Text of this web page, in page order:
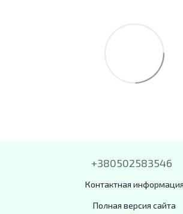
+380502583546
Контактная информация
Полная версия сайта